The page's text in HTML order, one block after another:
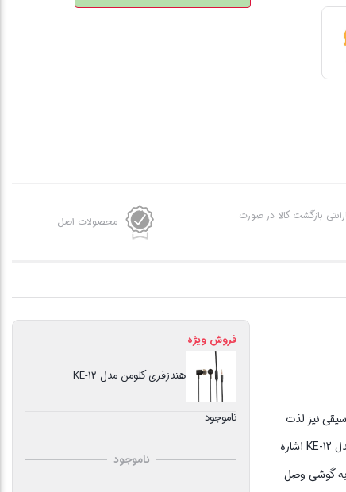
بازگشت کالا در صورت
محصولات اصل
نیز لذت
ببرید. این ابزارهای مفید باید از ویژگی‌هایی برخوردار باشند تا بتوان از آن‌ها با لذت هرچه بیشتر استفاده کرد. ازجمله این هندزفری‌ها می‌توان به هندزفری کلومن مدل KE-12 اشاره
به گوشی وصل
فروش ویژه
هندزفری کلومن مدل KE-12
ناموجود
ناموجود